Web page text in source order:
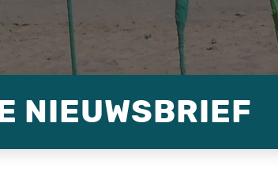
NIEUWSBRIEF